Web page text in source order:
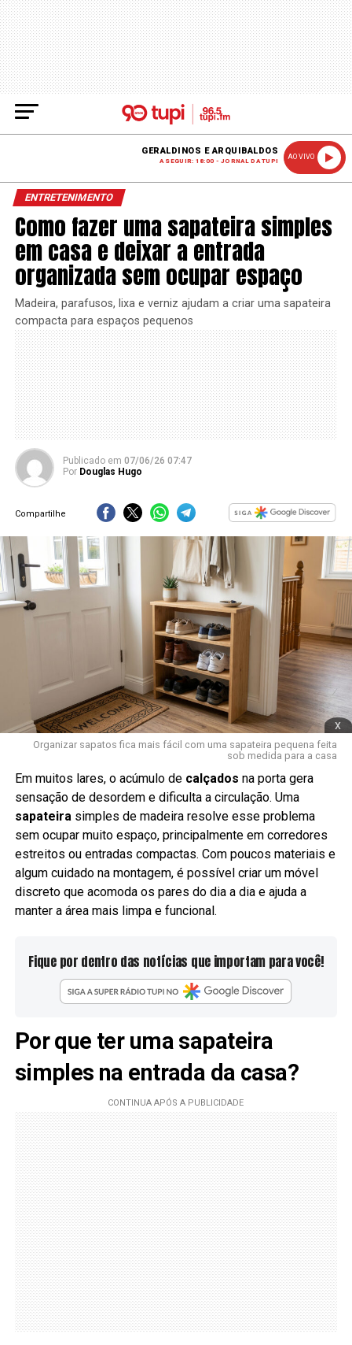
GERALDINOS E ARQUIBALDOS
A SEGUIR: 18:00 - JORNAL DA TUPI
AO VIVO
ENTRETENIMENTO
Como fazer uma sapateira simples
em casa e deixar a entrada
organizada sem ocupar espaço
Madeira, parafusos, lixa e verniz ajudam a criar uma sapateira
compacta para espaços pequenos
Publicado em 07/06/26 07:47
Por Douglas Hugo
Compartilhe
x
Organizar sapatos fica mais fácil com uma sapateira pequena feita
sob medida para a casa
Em muitos lares, o acúmulo de calçados na porta gera
sensação de desordem e dificulta a circulação. Uma
sapateirasimples de madeira resolve esse problema
sem ocupar muito espaço, principalmente em corredores
estreitos ou entradas compactas. Com poucos materiais e
algum cuidado na montagem, é possível criar um móvel
discreto que acomoda os pares do dia a dia e ajuda a
manter a área mais limpa e funcional.
Fique por dentro das notícias que importam para você!
Por que ter uma sapateira
simples na entrada da casa?